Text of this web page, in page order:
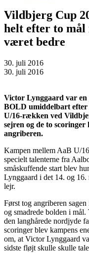
Vildbjerg Cup
helt efter to mål
været bedre
30. juli 2016
30. juli 2016
Victor Lynggaard var en
BOLD umiddelbart efter
U/16-rækken ved
sejren og de to
angriberen.
Kampen mellem AaB U/
specielt talenterne fra
småskuffende start blev
Lynggaard i det 14. og
lejr.
Først tog angriberen
og smadrede bolden i
den langhårede nordjyde
scoringer blev kampens
om, at Victor Lynggaard
sidste fløjt skulle skulle